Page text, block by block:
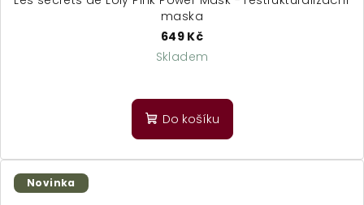
maska
649 Kč
Skladem
Do košíku
Novinka